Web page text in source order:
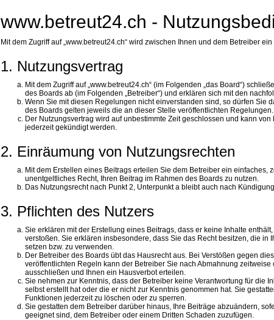
www.betreut24.ch -
Mit dem Zugriff auf „www.betreut24.ch“ wird zwischen Ihnen und dem Betreiber
1. Nutzungsvertrag
Mit dem Zugriff auf „www.betreut24.ch“ (im Folgenden „das Board“)
des Boards ab (im Folgenden „Betreiber“) und erklären sich mit den
Wenn Sie mit diesen Regelungen nicht einverstanden sind, so dürfen Sie
des Boards gelten jeweils die an dieser Stelle veröffentlichten Regelungen.
Der Nutzungsvertrag wird auf unbestimmte Zeit geschlossen und kann
jederzeit gekündigt werden.
2. Einräumung von Nutzungsrechten
Mit dem Erstellen eines Beitrags erteilen Sie dem Betreiber ein einfaches,
unentgeltliches Recht, Ihren Beitrag im Rahmen des Boards zu nutzen.
Das Nutzungsrecht nach Punkt 2, Unterpunkt a bleibt auch nach
3. Pflichten des Nutzers
Sie erklären mit der Erstellung eines Beitrags, dass er keine Inhalte
verstoßen. Sie erklären insbesondere, dass Sie das Recht besitzen, die in
setzen bzw. zu verwenden.
Der Betreiber des Boards übt das Hausrecht aus. Bei Verstößen gegen
veröffentlichten Regeln kann der Betreiber Sie nach Abmahnung
ausschließen und Ihnen ein Hausverbot erteilen.
Sie nehmen zur Kenntnis, dass der Betreiber keine Verantwortung für die
selbst erstellt hat oder die er nicht zur Kenntnis genommen hat. Sie
Funktionen jederzeit zu löschen oder zu sperren.
Sie gestatten dem Betreiber darüber hinaus, Ihre Beiträge abzuändern,
geeignet sind, dem Betreiber oder einem Dritten Schaden zuzufügen.